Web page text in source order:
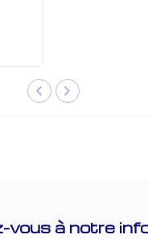
vous à notre